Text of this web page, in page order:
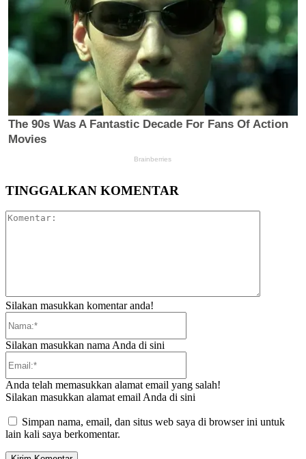
TINGGALKAN KOMENTAR
Silakan masukkan komentar anda!
Silakan masukkan nama Anda di sini
Anda telah memasukkan alamat email yang salah!
Silakan masukkan alamat email Anda di sini
Simpan nama, email, dan situs web saya di browser ini untuk
lain kali saya berkomentar.